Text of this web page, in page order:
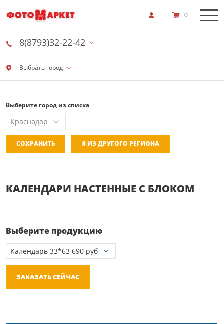
Выбрать город
8(8793)32-22-42
0
Выберите город из списка
СОХРАНИТЬ Я ИЗ ДРУГОГО РЕГИОНА
КАЛЕНДАРИ НАСТЕННЫЕ С БЛОКОМ
Выберите продукцию
ЗАКАЗАТЬ СЕЙЧАС